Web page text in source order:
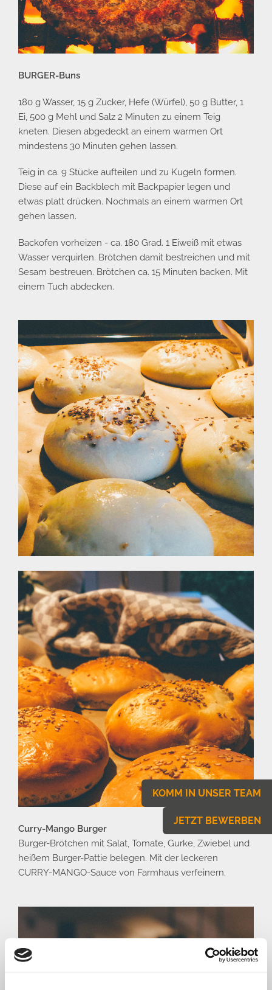
BURGER-Buns
180 g Wasser, 15 g Zucker, Hefe (Würfel), 50 g Butter, 1
Ei, 500 g Mehl und Salz 2 Minuten zu einem Teig
kneten. Diesen abgedeckt an einem warmen Ort
mindestens 30 Minuten gehen lassen.
Teig in ca. 9 Stücke aufteilen und zu Kugeln formen.
Diese auf ein Backblech mit Backpapier legen und
etwas platt drücken. Nochmals an einem warmen Ort
gehen lassen.
Backofen vorheizen - ca. 180 Grad. 1 Eiweiß mit etwas
Wasser verquirlen. Brötchen damit bestreichen und mit
Sesam bestreuen. Brötchen ca. 15 Minuten backen. Mit
einem Tuch abdecken.
Curry-Mango Burger
Burger-Brötchen mit Salat, Tomate, Gurke, Zwiebel und
heißem Burger-Pattie belegen. Mit der leckeren
CURRY-MANGO-Sauce von Farmhaus verfeinern.
KOMM IN UNSER TEAM
JETZT BEWERBEN